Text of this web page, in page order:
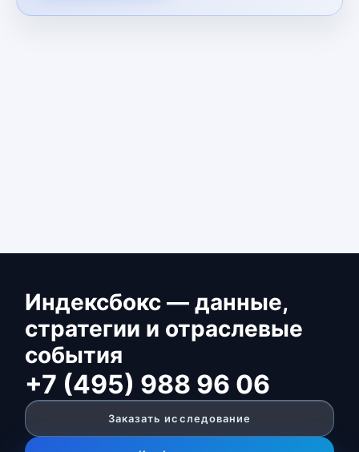
Индексбокс — данные,
стратегии и отраслевые
события
+7 (495) 988 96 06
Заказать исследование